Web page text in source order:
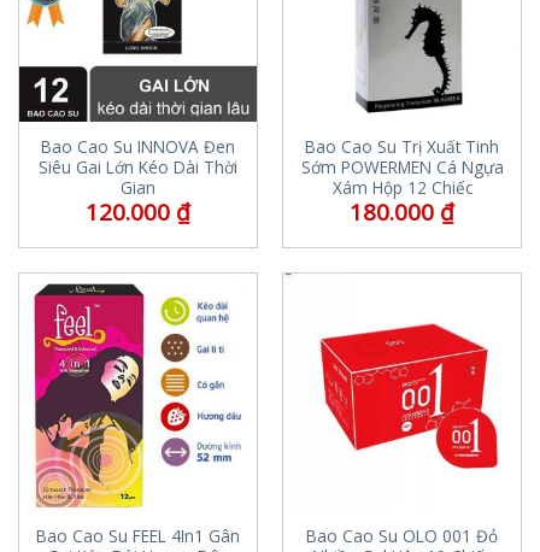
Bao Cao Su INNOVA Đen
Siêu Gai Lớn Kéo Dài Thời
Gian
120.000 ₫
Bao Cao Su Trị Xuất Tinh
Sớm POWERMEN Cá Ngựa
Xám Hộp 12 Chiếc
180.000 ₫
Bao Cao Su FEEL 4In1 Gân
Bao Cao Su OLO 001 Đỏ